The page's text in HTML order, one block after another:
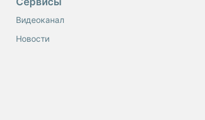
Видеоканал
Новости